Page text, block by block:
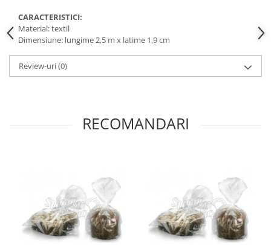
CARACTERISTICI:
Material: textil
Dimensiune: lungime 2,5 m x latime 1,9 cm
Review-uri(0)
RECOMANDARI